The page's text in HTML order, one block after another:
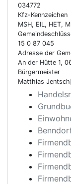
034772
Kfz-Kennzeichen
MSH, EIL, HET,
15 0 87 045
Adresse der
An der Hütte 1,
Bürgermeister
Matthias